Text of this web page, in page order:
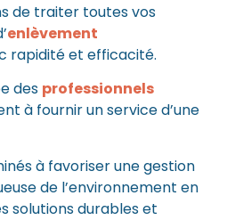
de traiter toutes vos
enlèvement
rapidité et efficacité.
des professionnels
à fournir un service d’une
à favoriser une gestion
de l’environnement en
solutions durables et